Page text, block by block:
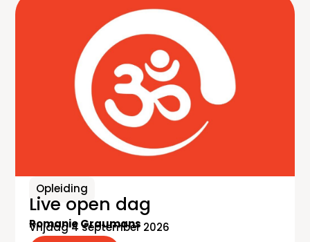
Opleiding
Live open dag
Romanie Graumans
Vrijdag 4 september 2026